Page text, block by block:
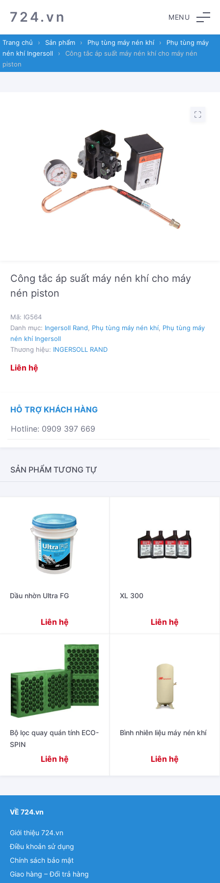
to
navigation
to
content
724.vn MENU
Trang chủ › Sản phẩm › Phụ tùng máy nén khí ›
Phụ tùng máy
nén khí Ingersoll
›
Công tắc áp suất máy nén khí cho máy nén
piston
Công tắc áp suất máy nén khí cho máy
nén piston
Liên hệ
Mã: IG564
Danh mục: Ingersoll Rand Phụ tùng máy nén khí Phụ tùng máy
nén khí Ingersoll
Thương hiệu: INGERSOLL RAND
HỖ TRỢ KHÁCH HÀNG
Hotline: 0909 397 669
SẢN PHẨM TƯƠNG TỰ
Dầu nhờn Ultra FG
Liên hệ
XL 300
Liên hệ
Bộ lọc quay quán tính ECO-
SPIN
Liên hệ
Bình nhiên liệu máy nén khí
Liên hệ
VỀ 724.vn
Giới thiệu 724.vn
Điều khoản sử dụng
Chính sách bảo mật
Giao hàng – Đổi trả hàng